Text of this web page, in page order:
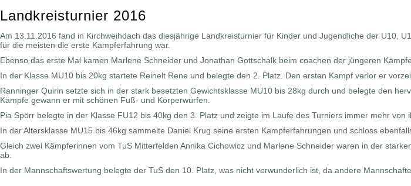
Landkreisturnier 2016
Am 13.11.2016 fand in Kirchweihdach das diesjährige Landkreisturnier für Kinder und Jugendliche der U10,
für die meisten die erste Kampferfahrung war.
Ebenso das erste Mal kamen Marlene Schneider und Jonathan Gottschalk beim coachen der jüngeren
In der Klasse MU10 bis 20kg startete Reinelt Rene und belegte den 2. Platz. Den ersten Kampf verlor er
Ranninger Quirin setzte sich in der stark besetzten Gewichtsklasse MU10 bis 28kg durch und belegte den
Kämpfe gewann er mit schönen Fuß- und Körperwürfen.
Pia Spörr belegte in der Klasse FU12 bis 40kg den 3. Platz und zeigte im Laufe des Turniers immer mehr von
In der Altersklasse MU15 bis 46kg sammelte Daniel Krug seine ersten Kampferfahrungen und schloss
Gleich zwei Kämpferinnen vom TuS Mitterfelden Annika Cichowicz und Marlene Schneider waren in der
ab.
In der Mannschaftswertung belegte der TuS den 10. Platz, was nicht verwunderlich ist, da andere